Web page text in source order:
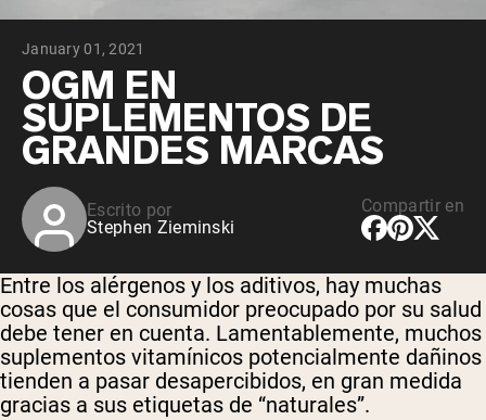
January 01, 2021
OGM EN
SUPLEMENTOS DE
GRANDES MARCAS
Escrito por
Stephen Zieminski
Compartir en
Entre los alérgenos y los aditivos, hay muchas
cosas que el consumidor preocupado por su salud
debe tener en cuenta. Lamentablemente, muchos
suplementos vitamínicos potencialmente dañinos
tienden a pasar desapercibidos, en gran medida
gracias a sus etiquetas de “naturales”.